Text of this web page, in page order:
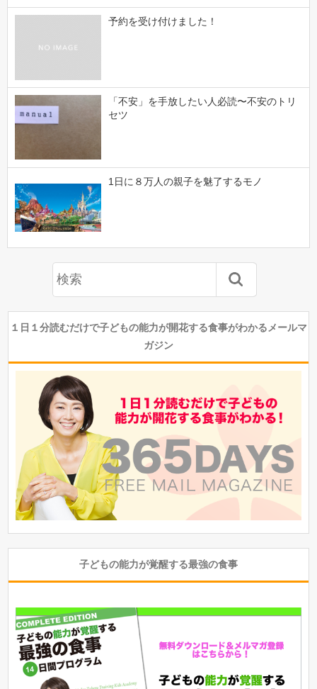
予約を受け付けました！
「不安」を手放したい人必読〜不安のトリ
セツ
1日に８万人の親子を魅了するモノ
１日１分読むだけで子どもの能力が開花する食事がわかるメールマ
ガジン
子どもの能力が覚醒する最強の食事